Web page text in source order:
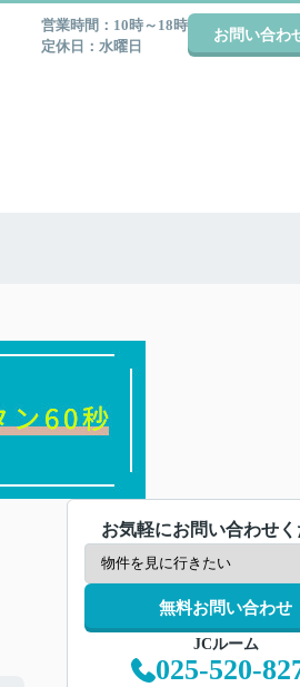
営業時間：10時～18時
定休日：水曜日
お問い合わ
お気軽にお問い合わせ
無料お問い合わせ
JCルーム
025-520-